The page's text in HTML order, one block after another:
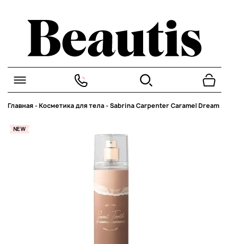
Главная-Косметика для тела-Sabrina Carpenter Caramel Dream
NEW